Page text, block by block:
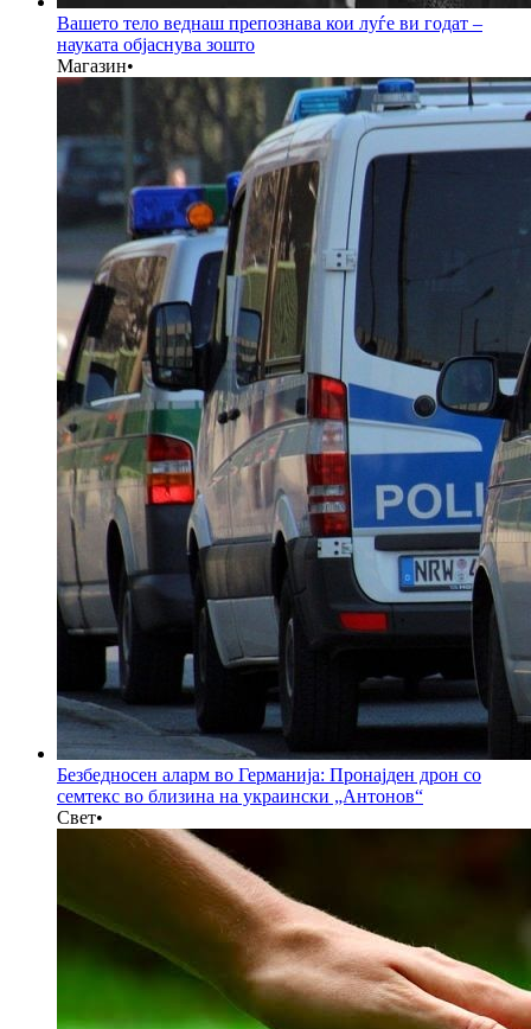
Вашето тело веднаш препознава кои луѓе ви годат –
науката објаснува зошто
Магазин•
Безбедносен аларм во Германија: Пронајден дрон со
семтекс во близина на украински „Антонов“
Свет•